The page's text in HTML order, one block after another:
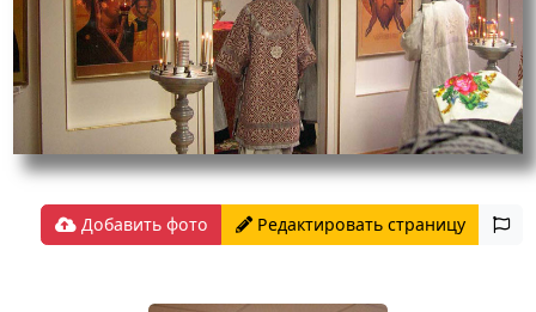
Добавить фото Редактировать страницу